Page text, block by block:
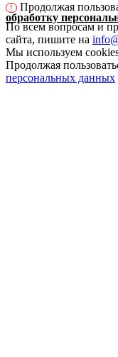
!
Продолжая
обработку
По всем вопросам и
сайта, пишите на
Мы используем
Продолжая
персональных данных